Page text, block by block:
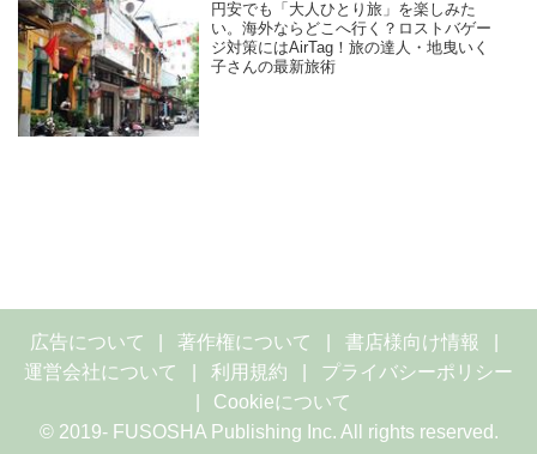
円安でも「大人ひとり旅」を楽しみた
い。海外ならどこへ行く？ロストバゲー
ジ対策にはAirTag！旅の達人・地曳いく
子さんの最新旅術
広告について 著作権について
書店様向け情報
運営会社について
利用規約
プライバシーポリシー
Cookieについて
© 2019- FUSOSHA Publishing Inc. All rights reserved.